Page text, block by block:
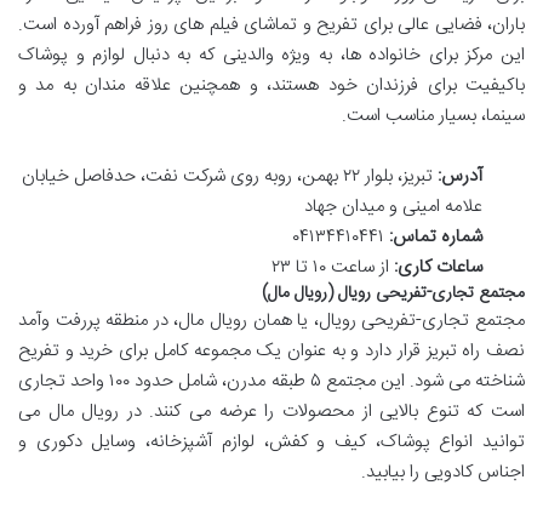
باران، فضایی عالی برای تفریح و تماشای فیلم های روز فراهم آورده است.
این مرکز برای خانواده ها، به ویژه والدینی که به دنبال لوازم و پوشاک
باکیفیت برای فرزندان خود هستند، و همچنین علاقه مندان به مد و
سینما، بسیار مناسب است.
آدرس:
تبریز، بلوار ۲۲ بهمن، روبه روی شرکت نفت، حدفاصل خیابان
علامه امینی و میدان جهاد
شماره تماس:
ساعات کاری: از ساعت ۱۰ تا ۲۳
مجتمع تجاری-تفریحی رویال (رویال مال)
مجتمع تجاری-تفریحی رویال، یا همان رویال مال، در منطقه پررفت وآمد
نصف راه تبریز قرار دارد و به عنوان یک مجموعه کامل برای خرید و تفریح
شناخته می شود. این مجتمع ۵ طبقه مدرن، شامل حدود ۱۰۰ واحد تجاری
است که تنوع بالایی از محصولات را عرضه می کنند. در رویال مال می
توانید انواع پوشاک، کیف و کفش، لوازم آشپزخانه، وسایل دکوری و
اجناس کادویی را بیابید.